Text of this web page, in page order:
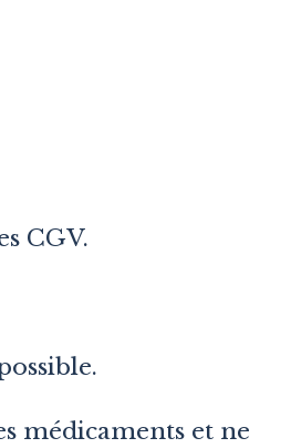
CGV.
médicaments et ne